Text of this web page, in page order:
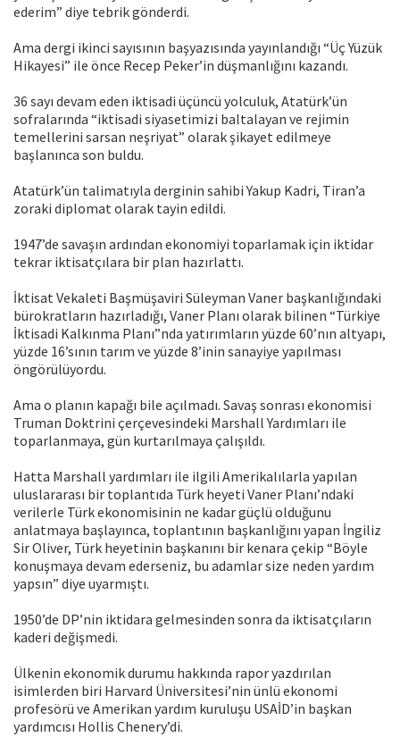
ederim” diye tebrik gönderdi.
Ama dergi ikinci sayısının başyazısında yayınlandığı “Üç Yüzük
Hikayesi” ile önce Recep Peker’in düşmanlığını kazandı.
36 sayı devam eden iktisadi üçüncü yolculuk, Atatürk’ün
sofralarında “iktisadi siyasetimizi baltalayan ve rejimin
temellerini sarsan neşriyat” olarak şikayet edilmeye
başlanınca son buldu.
Atatürk’ün talimatıyla derginin sahibi Yakup Kadri, Tiran’a
zoraki diplomat olarak tayin edildi.
1947’de savaşın ardından ekonomiyi toparlamak için iktidar
tekrar iktisatçılara bir plan hazırlattı.
İktisat Vekaleti Başmüşaviri Süleyman Vaner başkanlığındaki
bürokratların hazırladığı, Vaner Planı olarak bilinen “Türkiye
İktisadi Kalkınma Planı”nda yatırımların yüzde 60’nın altyapı,
yüzde 16’sının tarım ve yüzde 8’inin sanayiye yapılması
öngörülüyordu.
Ama o planın kapağı bile açılmadı. Savaş sonrası ekonomisi
Truman Doktrini çerçevesindeki Marshall Yardımları ile
toparlanmaya, gün kurtarılmaya çalışıldı.
Hatta Marshall yardımları ile ilgili Amerikalılarla yapılan
uluslararası bir toplantıda Türk heyeti Vaner Planı’ndaki
verilerle Türk ekonomisinin ne kadar güçlü olduğunu
anlatmaya başlayınca, toplantının başkanlığını yapan İngiliz
Sir Oliver, Türk heyetinin başkanını bir kenara çekip “Böyle
konuşmaya devam ederseniz, bu adamlar size neden yardım
yapsın” diye uyarmıştı.
1950’de DP’nin iktidara gelmesinden sonra da iktisatçıların
kaderi değişmedi.
Ülkenin ekonomik durumu hakkında rapor yazdırılan
isimlerden biri Harvard Üniversitesi’nin ünlü ekonomi
profesörü ve Amerikan yardım kuruluşu USAİD’in başkan
yardımcısı Hollis Chenery’di.